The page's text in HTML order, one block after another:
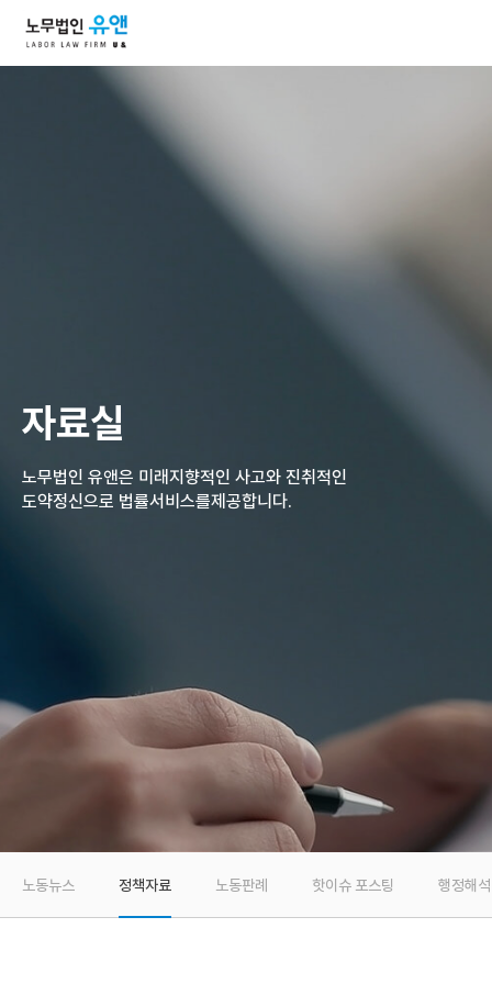
자료실
노무법인 유앤은 미래지향적인 사고와 진취적인
도약정신으로 법률서비스를제공합니다.
노동뉴스 정책자료 노동판례 핫이슈 포스팅 행정해석